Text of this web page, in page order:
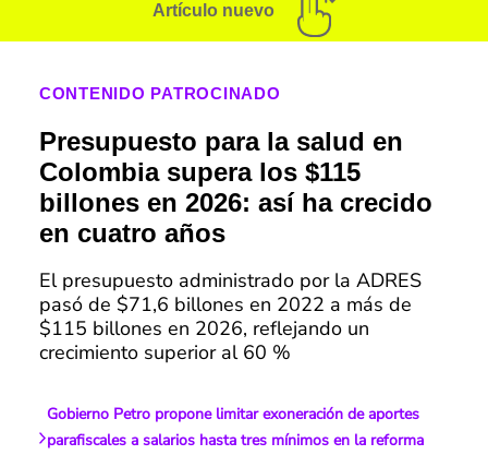
Artículo nuevo
CONTENIDO PATROCINADO
Presupuesto para la salud en
Colombia supera los $115
billones en 2026: así ha crecido
en cuatro años
El presupuesto administrado por la ADRES
pasó de $71,6 billones en 2022 a más de
$115 billones en 2026, reflejando un
crecimiento superior al 60 %
Gobierno Petro propone limitar exoneración de aportes
parafiscales a salarios hasta tres mínimos en la reforma